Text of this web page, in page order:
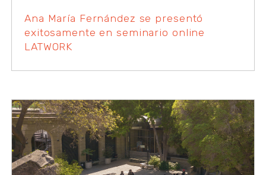
Ana María Fernández se presentó
exitosamente en seminario online
LATWORK